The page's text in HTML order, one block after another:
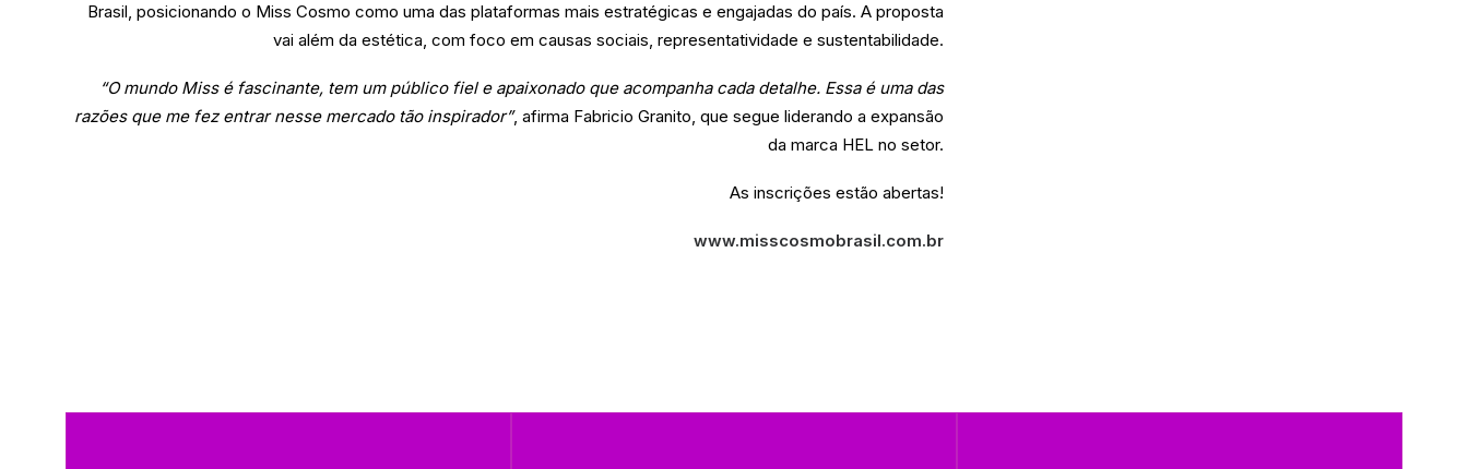
Brasil, posicionando o Miss Cosmo como uma das plataformas mais estratégicas e engajadas do país. A proposta
vai além da estética, com foco em causas sociais, representatividade e sustentabilidade.
“O mundo Miss é fascinante, tem um público fiel e apaixonado que acompanha cada detalhe. Essa é uma das
razões que me fez entrar nesse mercado tão inspirador”, afirma Fabricio Granito, que segue liderando a expansão
da marca HEL no setor.
As inscrições estão abertas!
www.misscosmobrasil.com.br